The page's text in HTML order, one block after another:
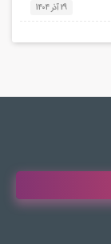
29 آذر 1404